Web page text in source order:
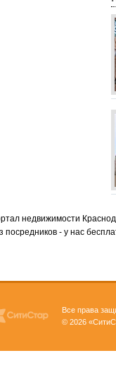
недвижимости
посредников - у нас
Все права
© 2026